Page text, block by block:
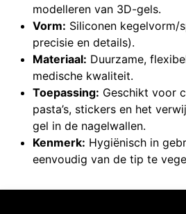
modelleren van 3D-gels.
Vorm: Siliconen
precisie en details).
Materiaal: Duurzame,
medische kwaliteit.
Toepassing: Geschikt voor
pasta’s, stickers en het
gel in de nagelwallen.
Kenmerk: Hygiënisch in
eenvoudig van de tip te